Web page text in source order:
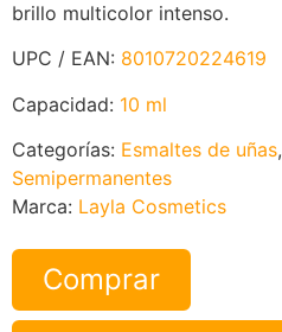
brillo multicolor intenso.
UPC / EAN: 8010720224619
Capacidad: 10 ml
Categorías: Esmaltes de uñas,
Semipermanentes
Marca: Layla Cosmetics
Comprar